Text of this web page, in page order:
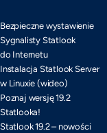
Bezpieczne wystawienie
Sygnalisty Statlook
do Internetu
Instalacja Statlook Server
w Linuxie (wideo)
Poznaj wersję 19.2
Statlooka!
Statlook 19.2 – nowości